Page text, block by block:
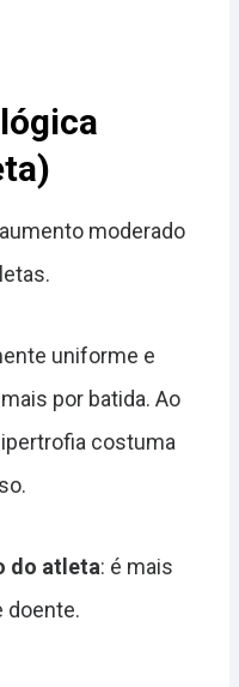
moderado
uniforme e
por batida. Ao
costuma
do atleta: é mais
doente.